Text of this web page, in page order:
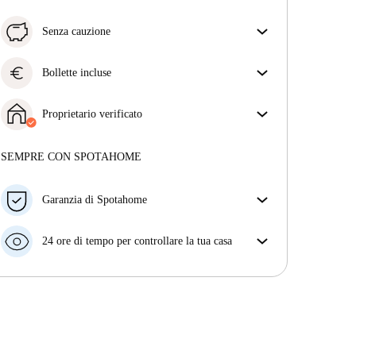
Senza cauzione
trasloco senza deposito.
euro Bollette incluse
incluse, che coprono l'affitto e le utenze per
un'esperienza di affitto senza problemi.
Proprietario verificato
Maggiori informazioni su questo locatore
SEMPRE CON SPOTAHOME
Garanzia di Spotahome
con breve preavviso, noi A) ti pagheremo un hotel e
B) ti rimborseremo totalmente
24 ore di tempo per controllare la tua casa